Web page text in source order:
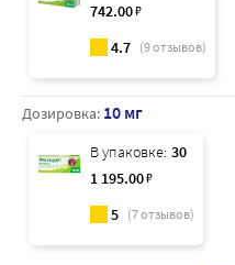
742.00₽
4.7 (9отзывов)
Дозировка: 10 мг
В упаковке: 30
1 195.00₽
5 (7отзывов)